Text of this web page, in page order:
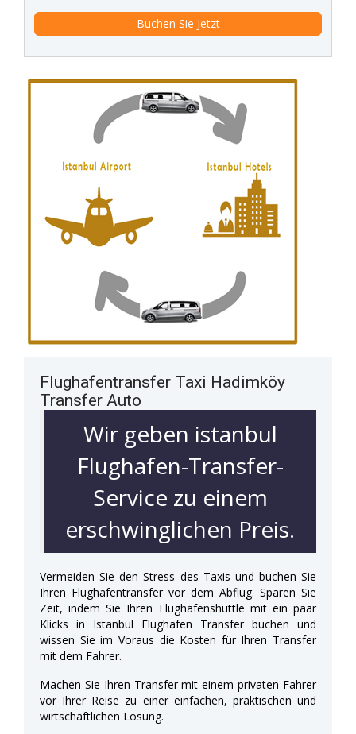
Flughafentransfer Taxi Hadimköy
Transfer Auto
Wir geben istanbul
Flughafen-Transfer-
Service zu einem
erschwinglichen Preis.
Vermeiden Sie den Stress des Taxis und buchen Sie
Ihren Flughafentransfer vor dem Abflug. Sparen Sie
Zeit, indem Sie Ihren Flughafenshuttle mit ein paar
Klicks in Istanbul Flughafen Transfer buchen und
wissen Sie im Voraus die Kosten für Ihren Transfer
mit dem Fahrer.
Machen Sie Ihren Transfer mit einem privaten Fahrer
vor Ihrer Reise zu einer einfachen, praktischen und
wirtschaftlichen Lösung.